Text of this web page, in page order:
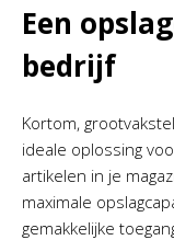
Een
bedrijf
Kortom,
ideale oplossing
artikelen in je
maximale
gemakkelijke